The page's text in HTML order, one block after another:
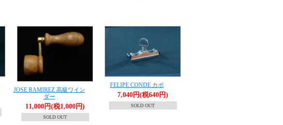
JOSE RAMIREZ 高級ワイン
ダー
11,000円(税1,000円)
SOLD OUT
FELIPE CONDE カポ
7,040円(税640円)
SOLD OUT